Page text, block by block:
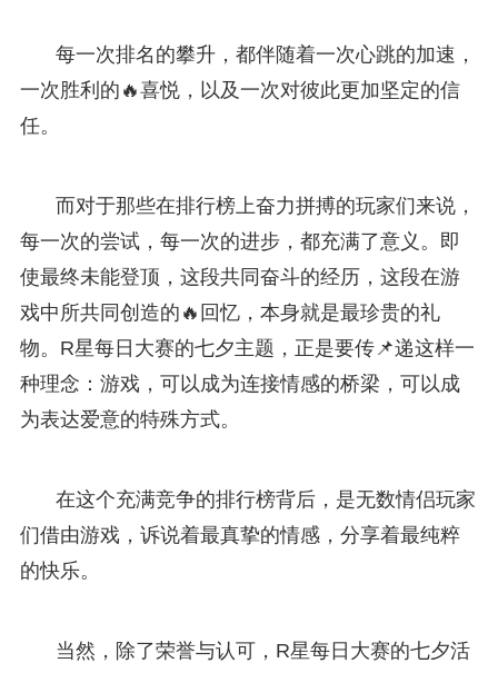
每一次排名的攀升，都伴随着一次心跳的加速，
一次胜利的🔥喜悦，以及一次对彼此更加坚定的信
任。
而对于那些在排行榜上奋力拼搏的玩家们来说，
每一次的尝试，每一次的进步，都充满了意义。即
使最终未能登顶，这段共同奋斗的经历，这段在游
戏中所共同创造的🔥回忆，本身就是最珍贵的礼
物。R星每日大赛的七夕主题，正是要传📌递这样一
种理念：游戏，可以成为连接情感的桥梁，可以成
为表达爱意的特殊方式。
在这个充满竞争的排行榜背后，是无数情侣玩家
们借由游戏，诉说着最真挚的情感，分享着最纯粹
的快乐。
当然，除了荣誉与认可，R星每日大赛的七夕活